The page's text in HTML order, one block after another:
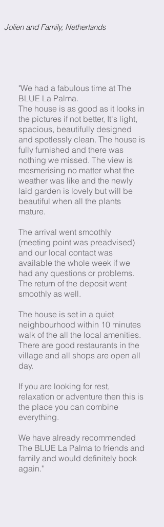
Jolien and Family, Netherlands
"We had a fabulous time at The
BLUE La Palma.
The house is as good as it looks in
the pictures if not better, It's light,
spacious, beautifully designed
and spotlessly clean. The house is
fully furnished and there was
nothing we missed. The view is
mesmerising no matter what the
weather was like and the newly
laid garden is lovely but will be
beautiful when all the plants
mature.
The arrival went smoothly
(meeting point was preadvised)
and our local contact was
available the whole week if we
had any questions or problems.
The return of the deposit went
smoothly as well.
The house is set in a quiet
neighbourhood within 10 minutes
walk of the all the local amenities.
There are good restaurants in the
village and all shops are open all
day.
If you are looking for rest,
relaxation or adventure then this is
the place you can combine
everything.
We have already recommended
The BLUE La Palma to friends and
family and would definitely book
again."